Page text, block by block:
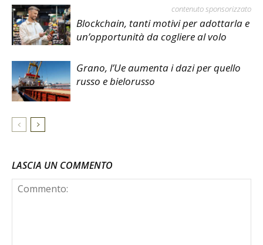
contenuto sponsorizzato
Blockchain, tanti motivi per adottarla e
un’opportunità da cogliere al volo
Grano, l’Ue aumenta i dazi per quello
russo e bielorusso
LASCIA UN COMMENTO